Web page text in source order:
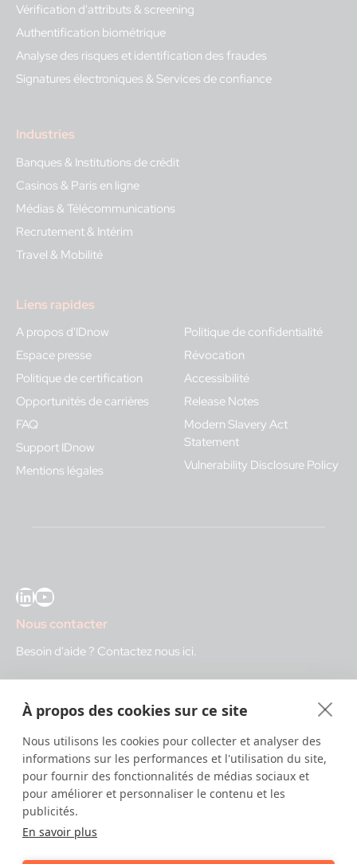
Vérification d'attributs & screening
Authentification biométrique
Analyse des risques et identification des fraudes
Signatures électroniques & Services de confiance
Industries
Banques & Institutions de crédit
Casinos & Paris en ligne
Médias & Télécommunications
Recrutement & Intérim
Travel & Mobilité
Liens rapides
A propos d'IDnow
Espace presse
Politique de certification
Opportunités de carrières
FAQ
Support IDnow
Mentions légales
Politique de confidentialité
Révocation
Accessibilité
Release Notes
Modern Slavery Act
Statement
Vulnerability Disclosure Policy
LinkedIn YouTube
Nous contacter
Besoin d'aide ? Contactez nous ici.
Auenstraße 100, 80469 Munich, Germany
Heures d'ouverture
Centre d'identification
8:00 – 12:00. CET - service diurne
12:00 – 20:00 CET - service nocturne
À propos des cookies sur ce site
Nous utilisons les cookies pour collecter et analyser des
informations sur les performances et l'utilisation du site,
pour fournir des fonctionnalités de médias sociaux et
pour améliorer et personnaliser le contenu et les
publicités.
En savoir plus